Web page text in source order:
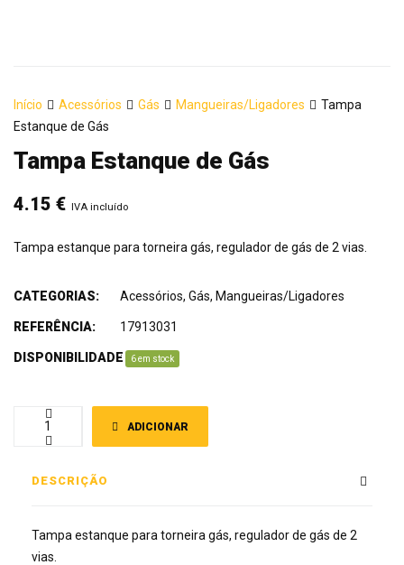
Início Acessórios Gás Mangueiras/Ligadores
Tampa
Estanque de Gás
Tampa Estanque de Gás
4.15 € IVA incluído
Tampa estanque para torneira gás, regulador de gás de 2 vias.
ADICIONAR
CATEGORIAS: Acessórios, Gás, Mangueiras/Ligadores
REFERÊNCIA: 17913031
DISPONIBILIDADE: 6 em stock
DESCRIÇÃO
Tampa estanque para torneira gás, regulador de gás de 2
vias.